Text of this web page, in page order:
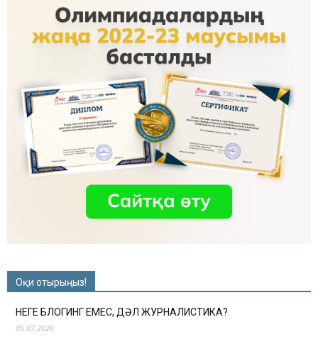
Оқи отырыңыз!
НЕГЕ БЛОГИНГ ЕМЕС, ДӘЛ ЖУРНАЛИСТИКА?
05.07.2026